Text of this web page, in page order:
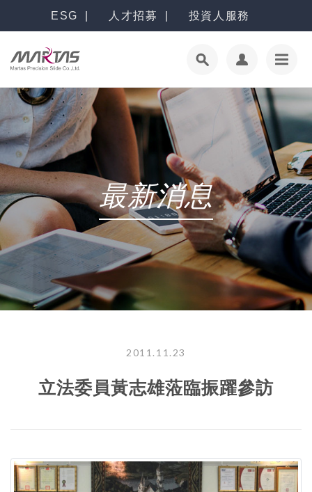
ESG 人才招募 投資人服務
最新消息
2011.11.23
立法委員黃志雄蒞臨振躍參訪